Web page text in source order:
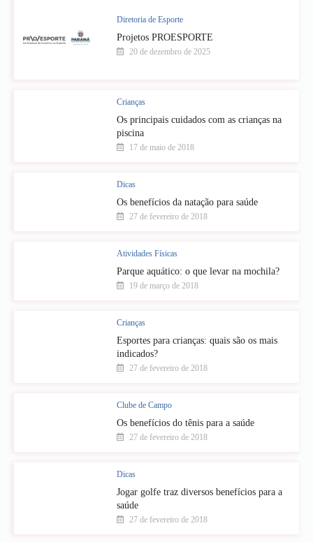
Diretoria de Esporte
Projetos PROESPORTE
20 de dezembro de 2025
Crianças
Os principais cuidados com as crianças na
piscina
17 de maio de 2018
Dicas
Os benefícios da natação para saúde
27 de fevereiro de 2018
Atividades Físicas
Parque aquático: o que levar na mochila?
19 de março de 2018
Crianças
Esportes para crianças: quais são os mais
indicados?
27 de fevereiro de 2018
Clube de Campo
Os benefícios do tênis para a saúde
27 de fevereiro de 2018
Dicas
Jogar golfe traz diversos benefícios para a
saúde
27 de fevereiro de 2018